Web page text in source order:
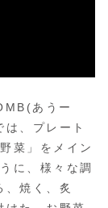
あうー
、プレート
菜」をメイン
に、様々な調
焼く、炙